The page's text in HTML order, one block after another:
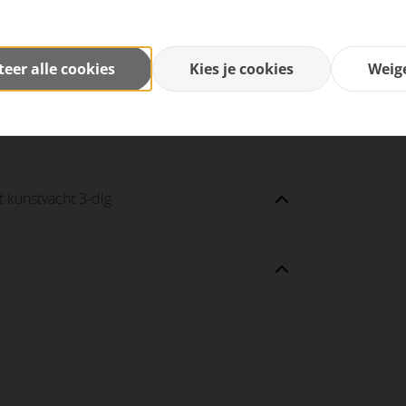
3-dlg
alle cookies Kies je cookies